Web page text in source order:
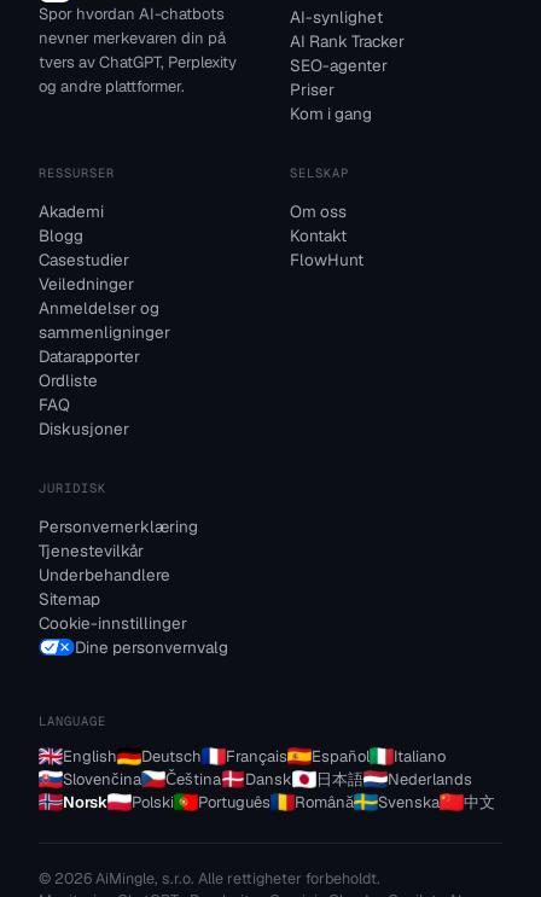
Spor hvordan AI-chatbots
nevner merkevaren din på
tvers av ChatGPT, Perplexity
og andre plattformer.
AI-synlighet
AI Rank Tracker
SEO-agenter
Priser
Kom i gang
RESSURSER
Akademi
Blogg
Casestudier
Veiledninger
Anmeldelser og
sammenligninger
Datarapporter
Ordliste
FAQ
Diskusjoner
SELSKAP
Om oss
Kontakt
FlowHunt
JURIDISK
Personvernerklæring
Tjenestevilkår
Underbehandlere
Sitemap
Cookie-innstillinger
Dine personvernvalg
LANGUAGE
English Deutsch Français Español
Italiano
Slovenčina
Čeština Dansk 日本語
Nederlands
Norsk
Polski Português Română Svenska 中文
© 2026 AiMingle, s.r.o. Alle rettigheter forbeholdt.